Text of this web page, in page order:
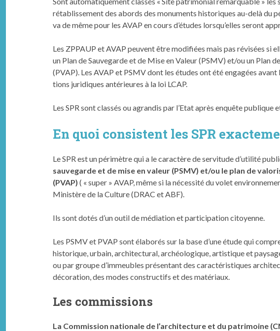
rétab­lisse­ment des abor­ds des mon­u­ments his­toriques au-delà du
va de même pour les AVAP en cours d’études lorsqu’elles seront
Les ZPPAUP et AVAP peu­vent être mod­i­fiées mais pas révisées si
un Plan de Sauvegarde et de Mise en Valeur (PSMV) et/ou un Plan
(PVAP). Les AVAP et PSMV dont les études ont été engagées
tions juridiques antérieures à la loi LCAP.
Les SPR sont classés ou agran­dis par l’Etat après enquête
En quoi consistent les SPR
Le SPR est un périmètre qui a le caractère de servitude d’utilité
sauvegarde et de mise en valeur (PSMV) et/ou le plan de
(PVAP) ( « super » AVAP, même si la nécessité du volet
Ministère de la Culture (DRAC et ABF).
Ils sont dotés d’un outil de médiation et participation citoyenne.
Les PSMV et PVAP sont élaborés sur la base d’une étude qui
historique, urbain, architectural, archéologique, artistique et
ou par groupe d’immeubles présentant des caractéristiques
décoration, des modes constructifs et des matériaux.
Les commissions
La Com­mis­sion nationale de l’architecture et du pat­ri­moine